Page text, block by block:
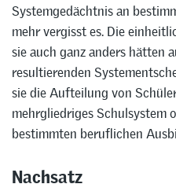
Systemgedächtnis an
mehr vergisst es. Die
sie auch ganz anders hätten
resultierenden
sie die Aufteilung von
mehrgliedriges Schulsystem
bestimmten beruflichen
Nachsatz